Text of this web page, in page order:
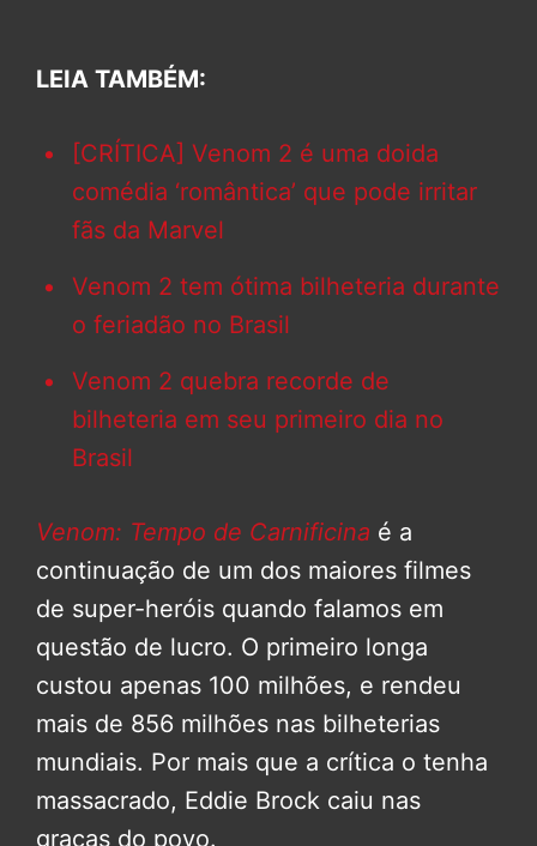
LEIA TAMBÉM:
[CRÍTICA] Venom 2 é uma doida
comédia ‘romântica’ que pode irritar
fãs da Marvel
Venom 2 tem ótima bilheteria durante
o feriadão no Brasil
Venom 2 quebra recorde de
bilheteria em seu primeiro dia no
Brasil
Venom: Tempo de Carnificina é a
continuação de um dos maiores filmes
de super-heróis quando falamos em
questão de lucro. O primeiro longa
custou apenas 100 milhões, e rendeu
mais de 856 milhões nas bilheterias
mundiais. Por mais que a crítica o tenha
massacrado, Eddie Brock caiu nas
graças do povo.